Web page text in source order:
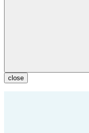
close